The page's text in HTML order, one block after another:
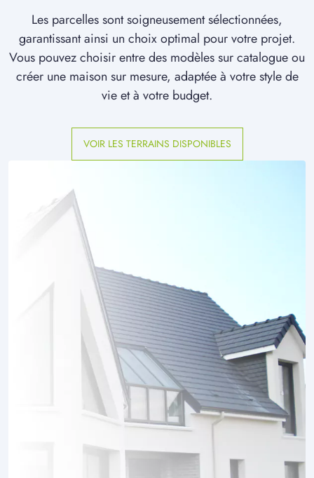
Les parcelles sont soigneusement sélectionnées,
garantissant ainsi un choix optimal pour votre projet.
Vous pouvez choisir entre des modèles sur catalogue ou
créer une maison sur mesure, adaptée à votre style de
vie et à votre budget.
VOIR LES TERRAINS DISPONIBLES